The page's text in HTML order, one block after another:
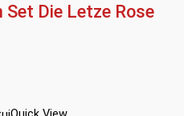
Die Letze Rose